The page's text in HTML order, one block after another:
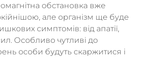
обстановка вже
але організм ще буде
симптомів: від апатії,
Особливо чутливі до
особи будуть скаржитися і